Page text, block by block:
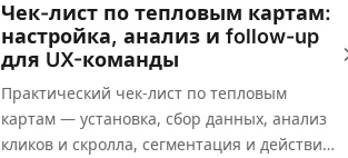
Чек-лист по тепловым картам:
настройка, анализ и follow-up
для UX-команды
Практический чек-лист по тепловым
картам — установка, сбор данных, анализ
кликов и скролла, сегментация и действия